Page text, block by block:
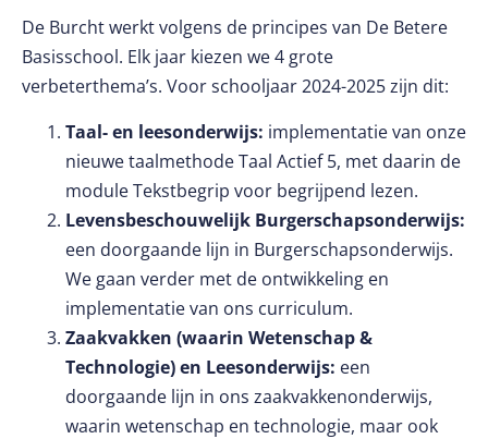
De Burcht werkt volgens de principes van De Betere
Basisschool. Elk jaar kiezen we 4 grote
verbeterthema’s. Voor schooljaar 2024-2025 zijn dit:
Taal- en leesonderwijs: implementatie van onze
nieuwe taalmethode Taal Actief 5, met daarin de
module Tekstbegrip voor begrijpend lezen.
Levensbeschouwelijk Burgerschapsonderwijs:
een doorgaande lijn in Burgerschapsonderwijs.
We gaan verder met de ontwikkeling en
implementatie van ons curriculum.
Zaakvakken (waarin Wetenschap &
Technologie) en Leesonderwijs: een
doorgaande lijn in ons zaakvakkenonderwijs,
waarin wetenschap en technologie, maar ook